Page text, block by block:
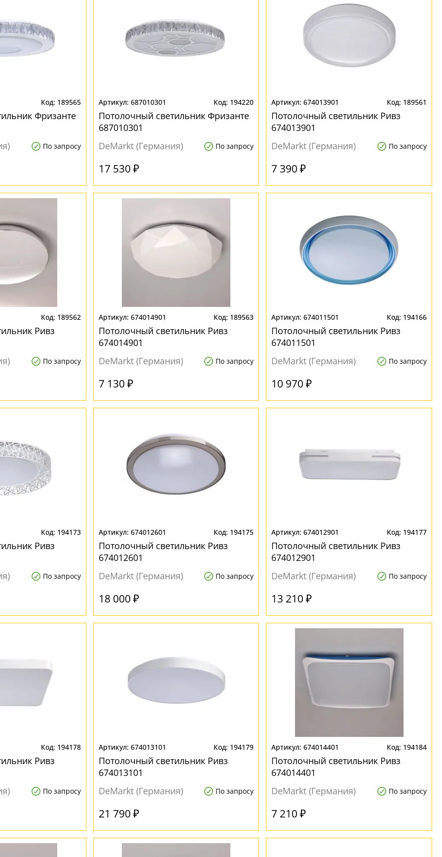
189565
Фризанте
По запросу
687010301 194220
Потолочный светильник Фризанте
687010301
DeMarkt (Германия)
По запросу
17 530 ₽
674013901 189561
Потолочный светильник Ривз
674013901
DeMarkt (Германия)
По запросу
7 390 ₽
189562
Ривз
По запросу
674014901 189563
Потолочный светильник Ривз
674014901
DeMarkt (Германия)
По запросу
7 130 ₽
674011501 194166
Потолочный светильник Ривз
674011501
DeMarkt (Германия)
По запросу
10 970 ₽
194173
Ривз
По запросу
674012601 194175
Потолочный светильник Ривз
674012601
DeMarkt (Германия)
По запросу
18 000 ₽
674012901 194177
Потолочный светильник Ривз
674012901
DeMarkt (Германия)
По запросу
13 210 ₽
194178
Ривз
По запросу
674013101 194179
Потолочный светильник Ривз
674013101
DeMarkt (Германия)
По запросу
21 790 ₽
674014401 194184
Потолочный светильник Ривз
674014401
DeMarkt (Германия)
По запросу
7 210 ₽